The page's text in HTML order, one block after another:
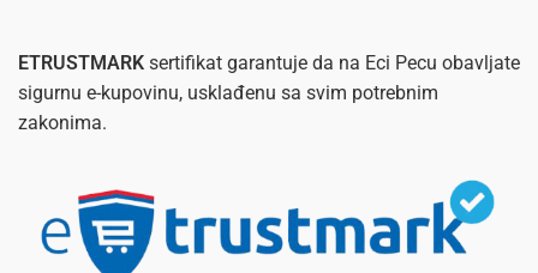
ETRUSTMARK sertifikat garantuje da na Eci Pecu obavljate
sigurnu e-kupovinu, usklađenu sa svim potrebnim
zakonima.